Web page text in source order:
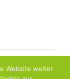
Website weiter